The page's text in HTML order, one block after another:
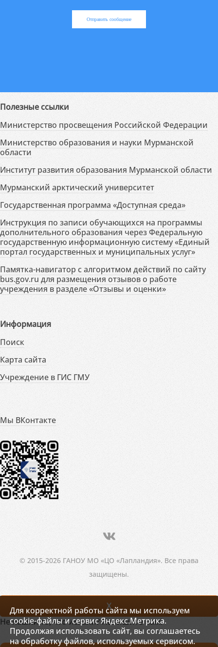
Отправить сообщение
Полезные ссылки
Министерство просвещения Российской Федерации
Министерство образования и науки Мурманской
области
Институт развития образования Мурманской области
Мурманский арктический университет
Государственная программа «Доступная среда»
Инструкция по записи обучающихся на программы
дополнительного образования через Федеральную
государственную информационную систему «Единый
портал государственных и муниципальных услуг»
Памятка-навигатор с алгоритмом действий по сайту
bus.gov.ru для размещения отзывов о работе
учреждения в разделе «Отзывы и оценки»
Информация
Поиск
Карта сайта
Учреждение в ГИС ГМУ
Мы ВКонтакте
© 2015-2026 ГАНОУ МО «ЦО «Лапландия». Все права
защищены.
Для корректной работы сайта мы используем
cookie-файлы и сервис Яндекс.Метрика.
Продолжая использовать сайт, вы соглашаетесь
на обработку файлов, используемых сервисом.
X
Не нашли то, что искали? Напишите нам!